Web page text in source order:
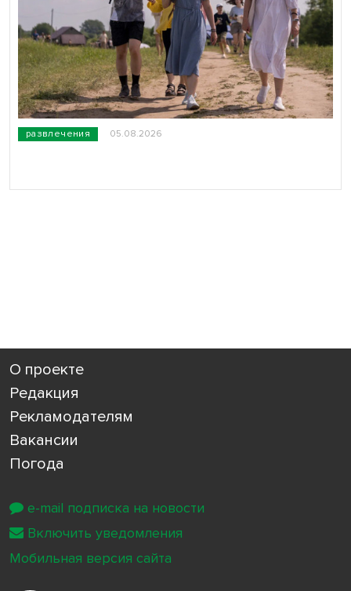
развлечения 05.08.2026
О проекте
Редакция
Рекламодателям
Вакансии
Погода
e-mail подписка на новости
Включить уведомления
Мобильная версия сайта